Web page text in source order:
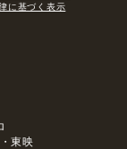
に基づく表示
東映